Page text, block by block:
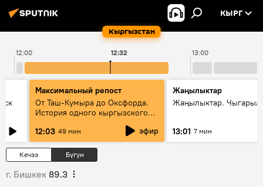
Кыргызстан
КЫРГ
12:00 13:00
12:32
Максимальный репост
От Таш-Кумыра до Оксфорда.
История одного кыргызского
12:03 49 мин эфир
Жаңылыктар
Жаңылыктар.
13:01 7 мин
Кечээ Бүгүн
г. Бишкек 89.3